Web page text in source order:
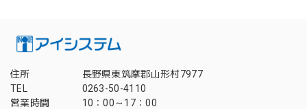
住所
長野県東筑摩郡山形村7977
TEL
0263-50-4110
営業時間
10：00～17：00